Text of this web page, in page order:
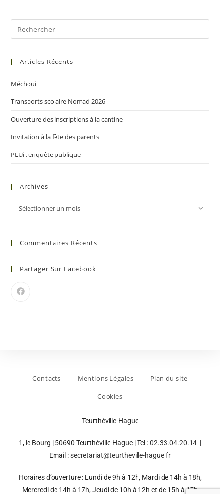
Articles Récents
Méchoui
Transports scolaire Nomad 2026
Ouverture des inscriptions à la cantine
Invitation à la fête des parents
PLUi : enquête publique
Archives
Sélectionner un mois
Commentaires Récents
Partager Sur Facebook
Contacts Mentions Légales
Plan du site
Cookies
Teurthéville-Hague
1, le Bourg | 50690 Teurthéville-Hague | Tel :02.33.04.20.14 |
Email :secretariat@teurtheville-hague.fr
Horaires d’ouverture : Lundi de 9h à 12h, Mardi de 14h à 18h,
Mercredi de 14h à 17h, Jeudi de 10h à 12h et de 15h à 17h